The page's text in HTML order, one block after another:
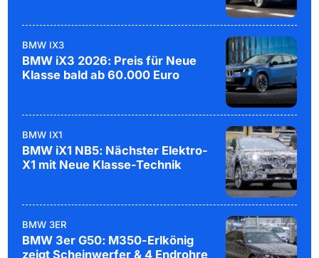
BMW IX3
BMW iX3 2026: Preis für Neue
Klasse bald ab 60.000 Euro
BMW IX1
BMW iX1 NB5: Nächster Elektro-
X1 mit Neue Klasse-Technik
BMW 3ER
BMW 3er G50: M350-Erlkönig
zeigt Scheinwerfer & 4 Endrohre